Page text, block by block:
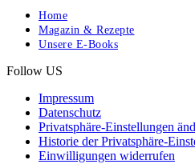
Home
Magazin & Rezepte
Unsere E-Books
Follow US
Impressum
Datenschutz
Privatsphäre-Einstellungen
Historie der Privatsphäre-
Einwilligungen widerrufen